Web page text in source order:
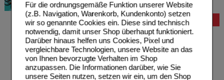
Für die ordnungsgemäße Funktion unserer Website
(z.B. Navigation, Warenkorb, Kundenkonto) setzen
wir so genannte Cookies ein. Diese sind technisch
notwendig, damit unser Shop überhaupt funktioniert.
Darüber hinaus helfen uns Cookies, Pixel und
vergleichbare Technologien, unsere Website an das
von Ihnen bevorzugte Verhalten im Shop
anzupassen. Die Informationen darüber, wie Sie
unsere Seiten nutzen, setzen wir ein, um den Shop
Bestellung
Hilfe zur Anmeldung
Hilfe zum Bestellvorgang
Zahlungsmöglichkeiten
Rezepte einlösen
Freiumschläge anfordern
Freiumschläge downloaden